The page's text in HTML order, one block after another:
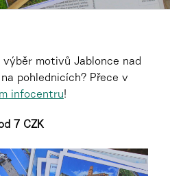
motivů Jablonce nad
pohlednicích? Přece v
infocentru!
7 CZK